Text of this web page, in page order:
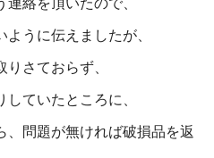
絡を頂いたので、
うに伝えましたが、
さておらず、
ていたところに、
、問題が無ければ破損品を返